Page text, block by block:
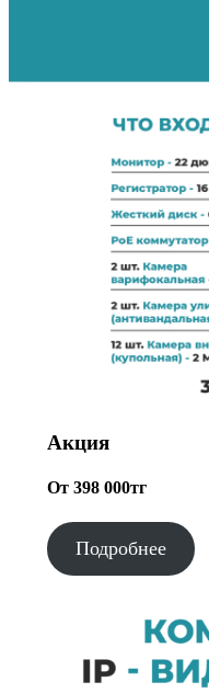
Акция
От 398 000тг
Подробнее